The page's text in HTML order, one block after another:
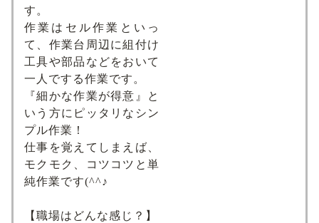
す。
作業はセル作業といっ
て、作業台周辺に組付け
工具や部品などをおいて
一人でする作業です。
『細かな作業が得意』と
いう方にピッタリなシン
プル作業！
仕事を覚えてしまえば、
モクモク、コツコツと単
純作業です(^^♪
【職場はどんな感じ？】